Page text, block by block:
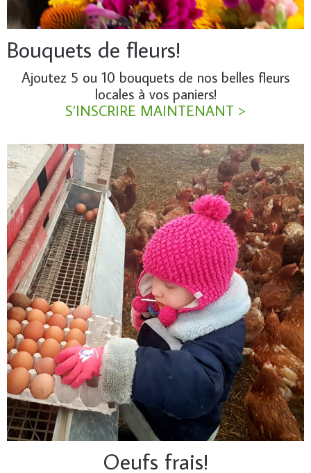
Bouquets de fleurs!
Ajoutez 5 ou 10 bouquets de nos belles fleurs
locales à vos paniers!
S’INSCRIRE MAINTENANT >
Oeufs frais!